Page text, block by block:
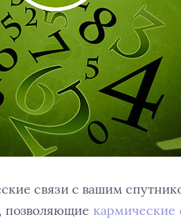
связи с вашим
позволяющие кармические